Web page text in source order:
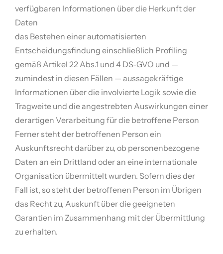
verfügbaren Informationen über die Herkunft der
Daten
das Bestehen einer automatisierten
Entscheidungsfindung einschließlich Profiling
gemäß Artikel 22 Abs.1 und 4 DS-GVO und —
zumindest in diesen Fällen — aussagekräftige
Informationen über die involvierte Logik sowie die
Tragweite und die angestrebten Auswirkungen einer
derartigen Verarbeitung für die betroffene Person
Ferner steht der betroffenen Person ein
Auskunftsrecht darüber zu, ob personenbezogene
Daten an ein Drittland oder an eine internationale
Organisation übermittelt wurden. Sofern dies der
Fall ist, so steht der betroffenen Person im Übrigen
das Recht zu, Auskunft über die geeigneten
Garantien im Zusammenhang mit der Übermittlung
zu erhalten.